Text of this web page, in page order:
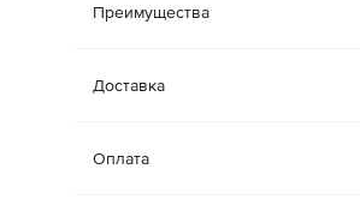
Преимущества
Доставка
Оплата